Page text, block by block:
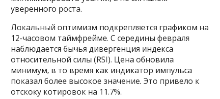
уверенного роста.
Локальный оптимизм подкрепляется графиком на
12-часовом таймфрейме. С середины февраля
наблюдается бычья дивергенция индекса
относительной силы (RSI). Цена обновила
минимум, в то время как индикатор импульса
показал более высокое значение. Это привело к
отскоку котировок на 11.7%.